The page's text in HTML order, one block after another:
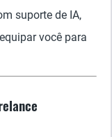
suporte de IA,
você para